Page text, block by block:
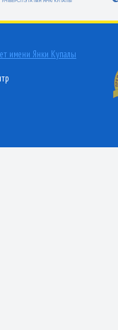
имени Янки Купалы